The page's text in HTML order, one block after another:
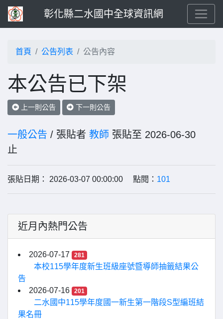
彰化縣二水國中全球資訊網
首頁 公告列表 公告內容
本公告已下架
上一則公告 下一則公告
一般公告 / 張貼者 教師 張貼至 2026-06-30
止
張貼日期： 2026-03-07 00:00:00 點閱： 101
近月內熱門公告
2026-07-17 281
本校115學年度新生班級座號暨導師抽籤結果公
告
2026-07-16
201
二水國中115學年度國一新生第一階段S型編班結
果名冊